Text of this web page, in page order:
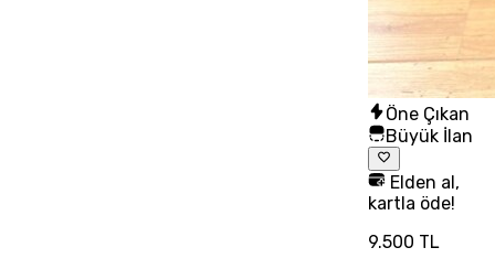
Öne Çıkan
Büyük İlan
Elden al,
kartla öde!
9.500 TL